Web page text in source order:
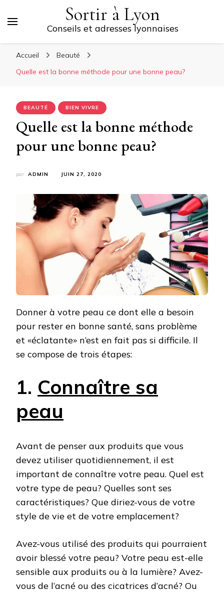
Sortir à Lyon
Conseils et adresses lyonnaises
Accueil
Beauté
Quelle est la bonne méthode pour une bonne peau?
BEAUTÉ BIEN VIVRE
Quelle est la bonne méthode
pour une bonne peau?
par ADMIN JUIN 27, 2020
Donner à votre peau ce dont elle a besoin
pour rester en bonne santé, sans problème
et «éclatante» n’est en fait pas si difficile. Il
se compose de trois étapes:
1. Connaître sa
peau
Avant de penser aux produits que vous
devez utiliser quotidiennement, il est
important de connaître votre peau. Quel est
votre type de peau? Quelles sont ses
caractéristiques? Que diriez-vous de votre
style de vie et de votre emplacement?
Avez-vous utilisé des produits qui pourraient
avoir blessé votre peau? Votre peau est-elle
sensible aux produits ou à la lumière? Avez-
vous de l’acné ou des cicatrices d’acné? Ou